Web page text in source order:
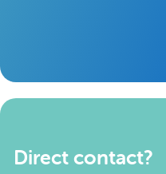
Direct contact?